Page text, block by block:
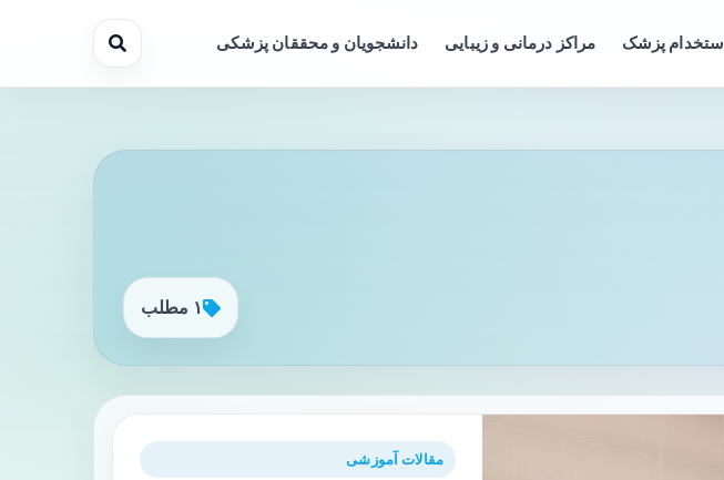
استخدام پزشک مراکز درمانی و زیبایی دانشجویان و محققان پزشکی
۱ مطلب
مقالات آموزشی